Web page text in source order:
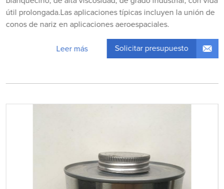
útil prolongada.Las aplicaciones típicas incluyen la unión de
conos de nariz en aplicaciones aeroespaciales.
Leer más Solicitar presupuesto